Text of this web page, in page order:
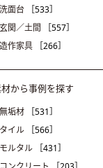
洗面台
［533］
玄関／土間
［557］
造作家具
［266］
から事例を探す
無垢材
［531］
タイル
［566］
モルタル
［431］